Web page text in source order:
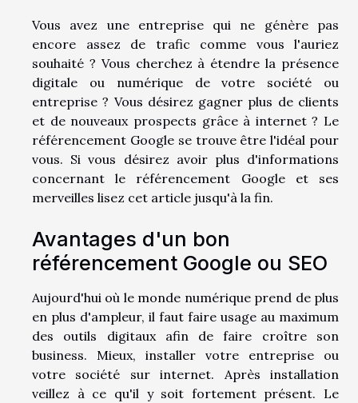
Vous avez une entreprise qui ne génère pas
encore assez de trafic comme vous l'auriez
souhaité ? Vous cherchez à étendre la présence
digitale ou numérique de votre société ou
entreprise ? Vous désirez gagner plus de clients
et de nouveaux prospects grâce à internet ? Le
référencement Google se trouve être l'idéal pour
vous. Si vous désirez avoir plus d'informations
concernant le référencement Google et ses
merveilles lisez cet article jusqu'à la fin.
Avantages d'un bon
référencement Google ou SEO
Aujourd'hui où le monde numérique prend de plus
en plus d'ampleur, il faut faire usage au maximum
des outils digitaux afin de faire croître son
business. Mieux, installer votre entreprise ou
votre société sur internet. Après installation
veillez à ce qu'il y soit fortement présent. Le